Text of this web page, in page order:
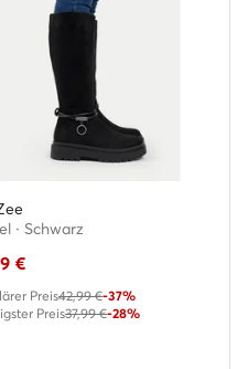
· Schwarz
€
Preis42,99 €-37%
Preis37,99 €-28%